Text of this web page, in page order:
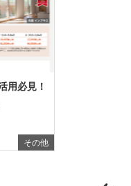
その他
用必見！